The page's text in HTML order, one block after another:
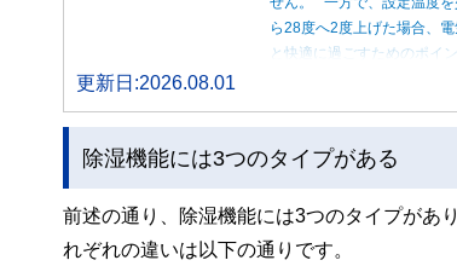
ら28度へ2度上げた場合、
と快適に過ごすためのポイ
更新日:2026.08.01
除湿機能には3つのタイプがある
前述の通り、除湿機能には3つのタイプがあ
れぞれの違いは以下の通りです。